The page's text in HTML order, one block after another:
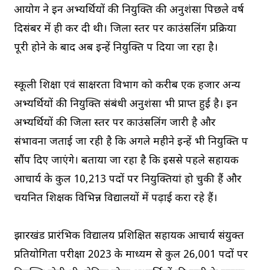
आयोग ने इन अभ्यर्थियों की नियुक्ति की अनुशंसा पिछले वर्ष
दिसंबर में ही कर दी थी। जिला स्तर पर काउंसलिंग प्रक्रिया
पूरी होने के बाद अब इन्हें नियुक्ति पत्र दिया जा रहा है।
स्कूली शिक्षा एवं साक्षरता विभाग को करीब एक हजार अन्य
अभ्यर्थियों की नियुक्ति संबंधी अनुशंसा भी प्राप्त हुई है। इन
अभ्यर्थियों की जिला स्तर पर काउंसलिंग जारी है और
संभावना जताई जा रही है कि अगले महीने इन्हें भी नियुक्ति पत्र
सौंप दिए जाएंगे। बताया जा रहा है कि इससे पहले सहायक
आचार्य के कुल 10,213 पदों पर नियुक्तियां हो चुकी हैं और
चयनित शिक्षक विभिन्न विद्यालयों में पढ़ाई करा रहे हैं।
झारखंड प्रारंभिक विद्यालय प्रशिक्षित सहायक आचार्य संयुक्त
प्रतियोगिता परीक्षा 2023 के माध्यम से कुल 26,001 पदों पर